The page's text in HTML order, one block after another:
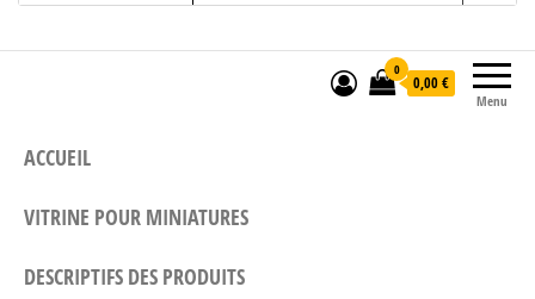
Menu
0
0,00 €
ACCUEIL
VITRINE POUR MINIATURES
DESCRIPTIFS DES PRODUITS